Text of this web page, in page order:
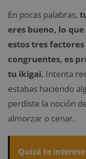
En pocas palabras,
eres bueno, lo
estos tres
congruentes, es
tu ikigai. Intenta
estabas haciendo
perdiste la noción
almorzar o cenar.
Quizá te